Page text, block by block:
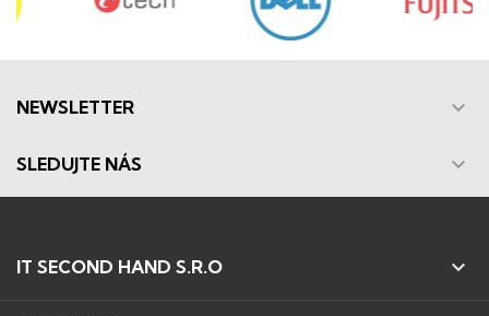
NEWSLETTER 
SLEDUJTE NÁS 
IT SECOND HAND S.R.O 